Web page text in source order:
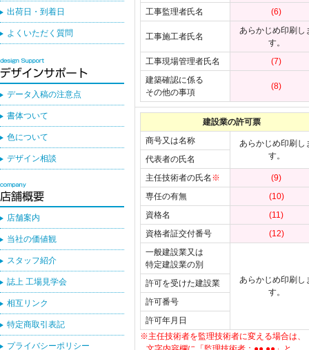
工事監理者氏名
(6)
工事施工者氏名
あらかじめ印刷し
す。
工事現場管理者氏名
(7)
建築確認に係る
その他の事項
(8)
建設業の許可票
商号又は名称
あらかじめ印刷し
す。
代表者の氏名
主任技術者の氏名 ※
(9)
専任の有無
(10)
資格名
(11)
資格者証交付番号
(12)
一般建設業又は
特定建設業の別
あらかじめ印刷し
す。
許可を受けた建設業
許可番号
許可年月日
※主任技術者を監理技術者に変える場合は、
出荷日・到着日
よくいただく質問
データ入稿の注意点
書体ついて
色について
デザイン相談
店舗案内
当社の価値観
スタッフ紹介
誌上 工場見学会
相互リンク
特定商取引表記
プライバシーポリシー